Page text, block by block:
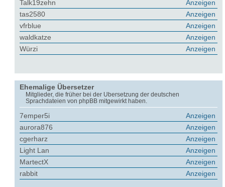
Anzeigen
Talk19zehn
Anzeigen
tas2580
Anzeigen
vfrblue
Anzeigen
waldkatze
Anzeigen
Würzi
Ehemalige Übersetzer
Mitglieder, die früher bei der Übersetzung der deutschen
Sprachdateien von phpBB mitgewirkt haben.
Anzeigen
7emper5i
Anzeigen
aurora876
Anzeigen
cgerharz
Anzeigen
Light Lan
Anzeigen
MartectX
Anzeigen
rabbit